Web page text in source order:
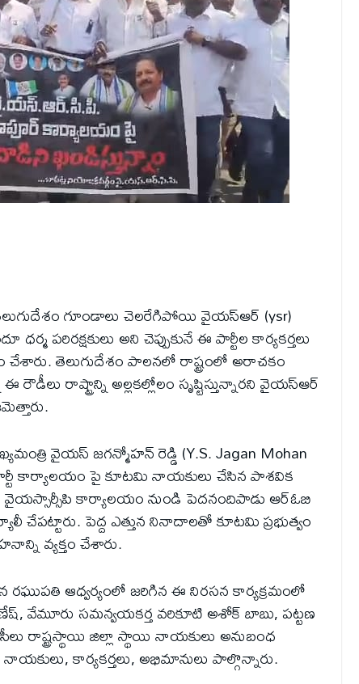
గూండాలు చెలరేగిపోయి వైయస్ఆర్ (ysr)
పరిరక్షకులు అని చెప్పుకునే ఈ పార్టీల కార్యకర్తలు
తెలుగుదేశం పాలనలో రాష్ట్రంలో అరాచకం
రాష్ట్రాన్ని అల్లకల్లోలం సృష్టిస్తున్నారని వైయస్ఆర్
వైయస్ జగన్మోహన్ రెడ్డి (Y.S. Jagan Mohan
కార్యాలయం పై కూటమి నాయకులు చేసిన పాశవిక
కార్యాలయం నుండి పెదనందిపాడు ఆర్ఓబి
చేపట్టారు. పెద్ద ఎత్తున నినాదాలతో కూటమి ప్రభుత్వం
వ్యక్తం చేశారు.
ఆధ్వర్యంలో జరిగిన ఈ నిరసన కార్యక్రమంలో
వేమూరు సమన్వయకర్త వరికూటి అశోక్ బాబు, పట్టణ
రాష్ట్రస్థాయి జిల్లా స్థాయి నాయకులు అనుబంధ
కార్యకర్తలు, అభిమానులు పాల్గొన్నారు.